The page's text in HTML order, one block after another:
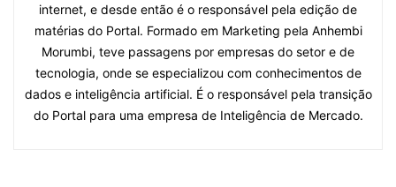
internet, e desde então é o responsável pela edição de
matérias do Portal. Formado em Marketing pela Anhembi
Morumbi, teve passagens por empresas do setor e de
tecnologia, onde se especializou com conhecimentos de
dados e inteligência artificial. É o responsável pela transição
do Portal para uma empresa de Inteligência de Mercado.